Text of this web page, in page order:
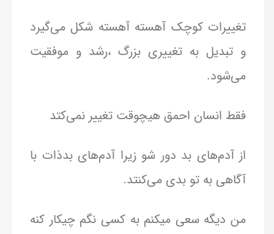
تغییرات کوچک آهسته آهسته شکل می‌گیرد
و تبدیل به تغییری بزرگ ،رشد و موفقیت
می‌شود.
فقط انسان احمق هیچوقت تغییر نمی‌کتد
از آدم‌های بد دور شو زیرا آدم‌های بد‌ذات با
آگاهی به تو بدی می‌کنتد.
من دیگه سعی میکنم به کسی نگم چیکار کنه